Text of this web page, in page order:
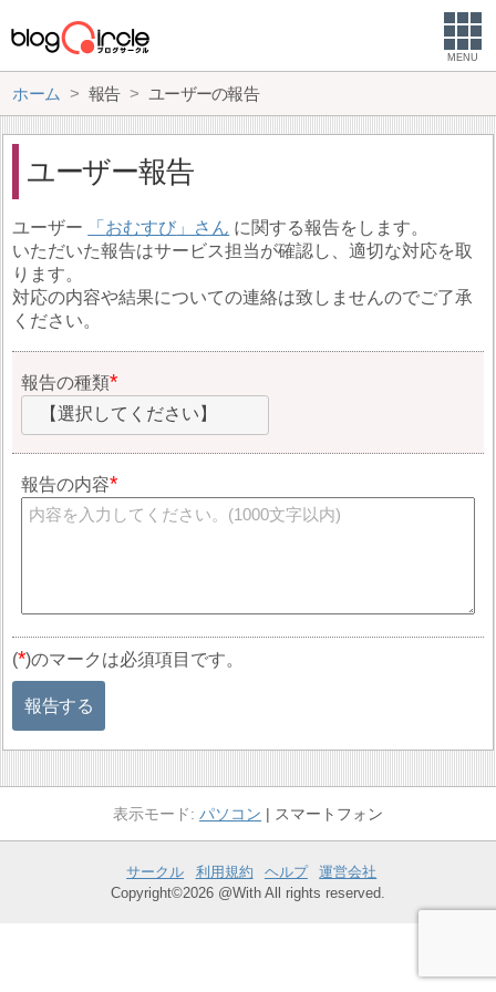
MENU
ホーム 報告 ユーザーの報告
ユーザー報告
ユーザー おむすび
に関する報告をします。
いただいた報告はサービス担当が確認し、適切な対応を取
ります。
対応の内容や結果についての連絡は致しませんのでご了承
ください。
報告の種類
【選択してください】
報告の内容
(*)のマークは必須項目です。
報告する
パソコン スマートフォン
サークル 利用規約 ヘルプ
運営会社
Copyright©2026 @With All rights reserved.